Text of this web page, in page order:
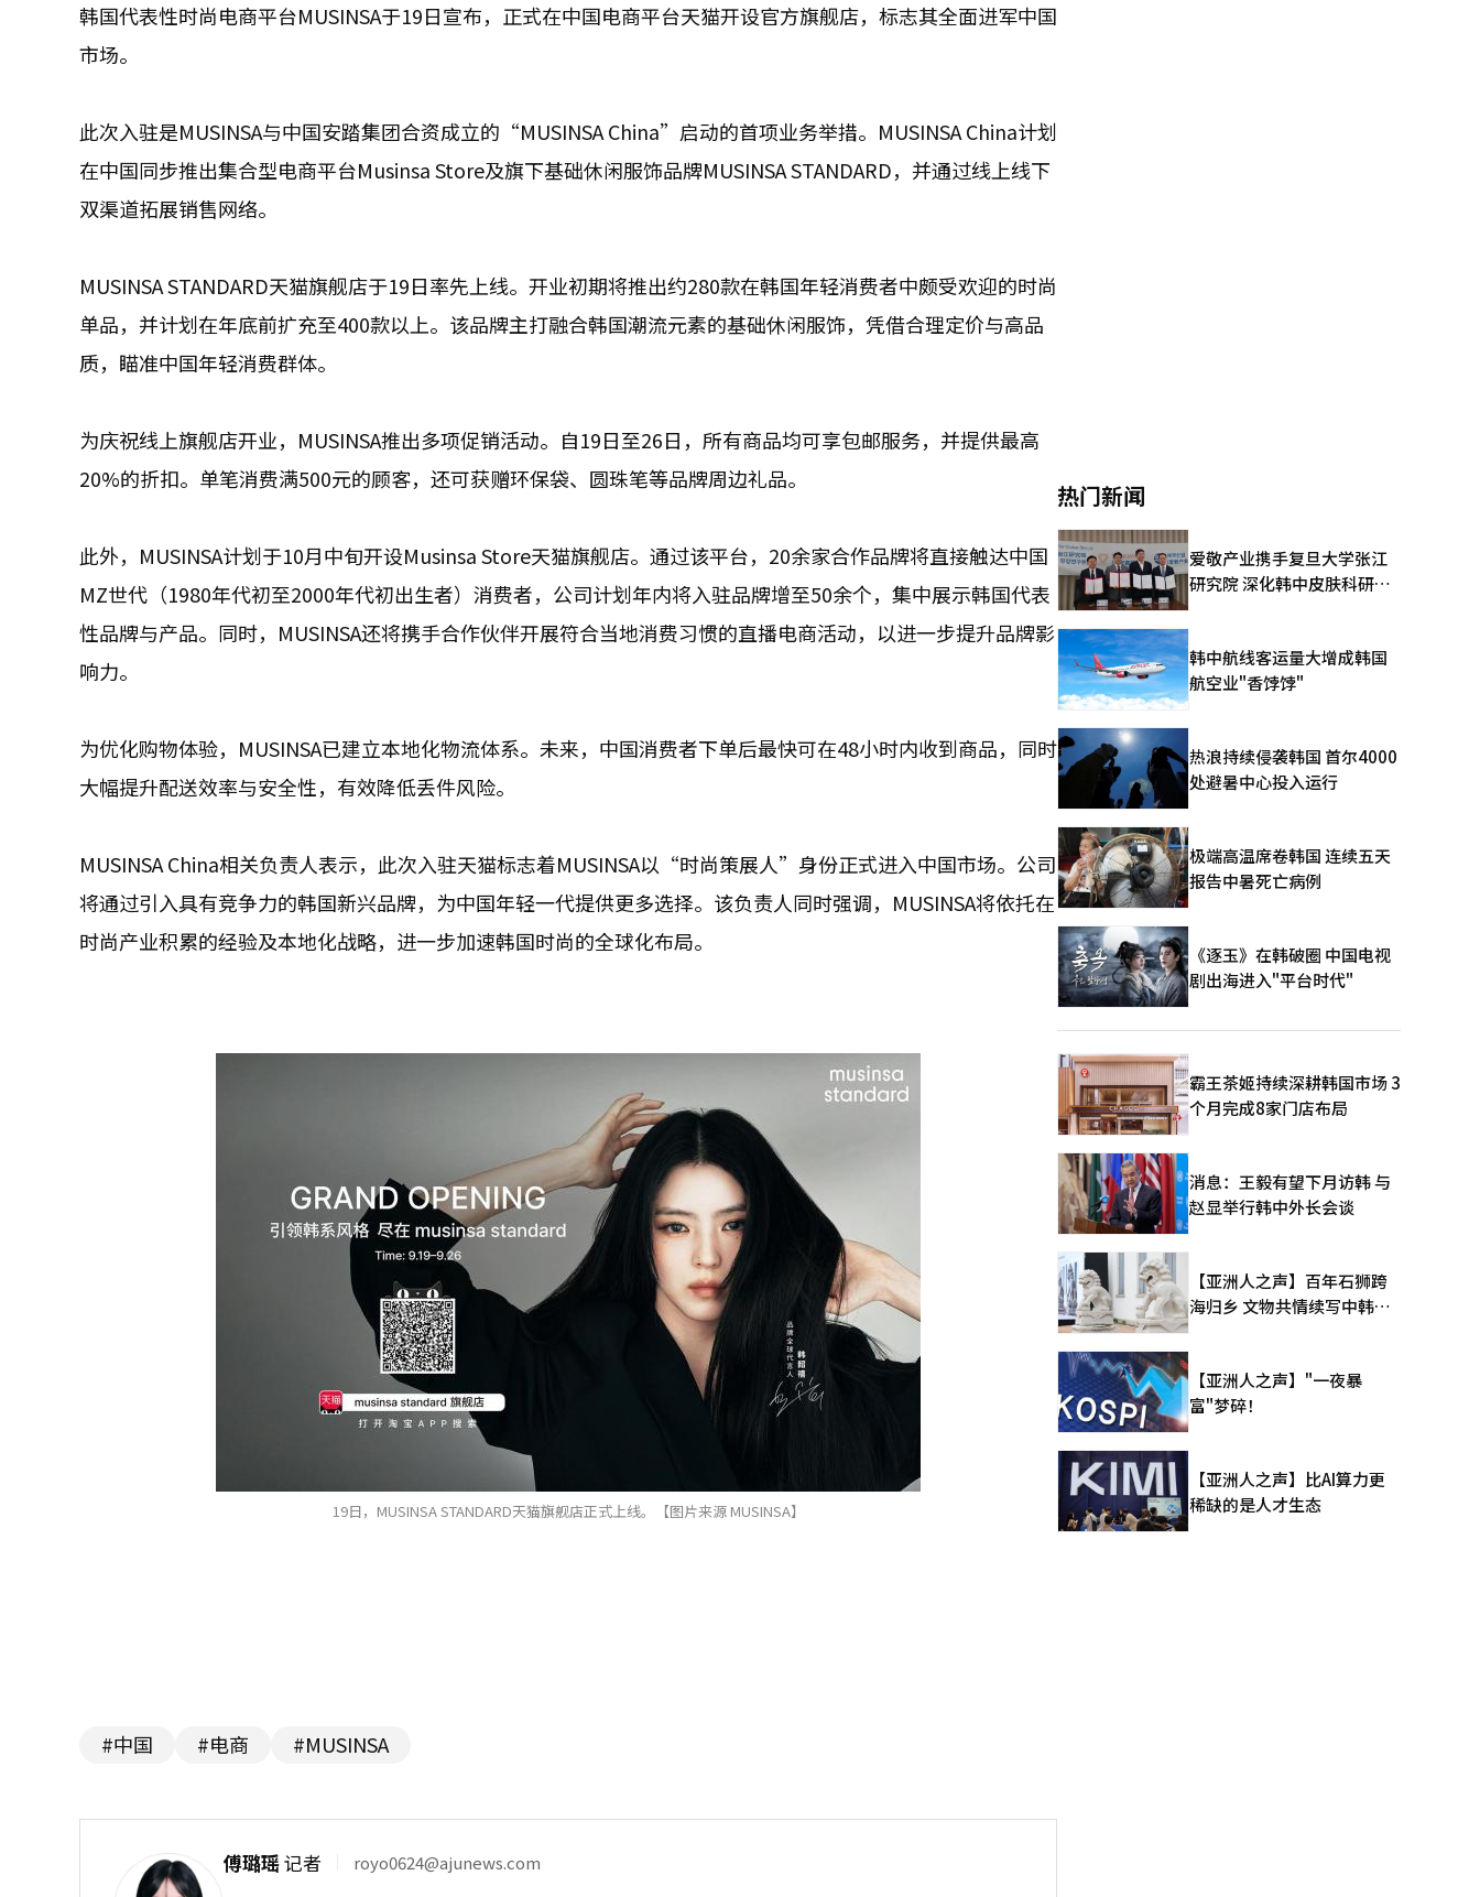
韩国代表性时尚电商平台MUSINSA于19日宣布，正式在中国电商平台天猫开设官方旗舰店，标志其全面进军中国
市场。
此次入驻是MUSINSA与中国安踏集团合资成立的“MUSINSA China”启动的首项业务举措。MUSINSA China计划
在中国同步推出集合型电商平台Musinsa Store及旗下基础休闲服饰品牌MUSINSA STANDARD，并通过线上线下
双渠道拓展销售网络。
MUSINSA STANDARD天猫旗舰店于19日率先上线。开业初期将推出约280款在韩国年轻消费者中颇受欢迎的时尚
单品，并计划在年底前扩充至400款以上。该品牌主打融合韩国潮流元素的基础休闲服饰，凭借合理定价与高品
质，瞄准中国年轻消费群体。
为庆祝线上旗舰店开业，MUSINSA推出多项促销活动。自19日至26日，所有商品均可享包邮服务，并提供最高
20%的折扣。单笔消费满500元的顾客，还可获赠环保袋、圆珠笔等品牌周边礼品。
此外，MUSINSA计划于10月中旬开设Musinsa Store天猫旗舰店。通过该平台，20余家合作品牌将直接触达中国
MZ世代（1980年代初至2000年代初出生者）消费者，公司计划年内将入驻品牌增至50余个，集中展示韩国代表
性品牌与产品。同时，MUSINSA还将携手合作伙伴开展符合当地消费习惯的直播电商活动，以进一步提升品牌影
响力。
为优化购物体验，MUSINSA已建立本地化物流体系。未来，中国消费者下单后最快可在48小时内收到商品，同时
大幅提升配送效率与安全性，有效降低丢件风险。
MUSINSA China相关负责人表示，此次入驻天猫标志着MUSINSA以“时尚策展人”身份正式进入中国市场。公司
将通过引入具有竞争力的韩国新兴品牌，为中国年轻一代提供更多选择。该负责人同时强调，MUSINSA将依托在
时尚产业积累的经验及本地化战略，进一步加速韩国时尚的全球化布局。
19日，MUSINSA STANDARD天猫旗舰店正式上线。【图片来源 MUSINSA】
#中国 #电商 #MUSINSA
傅璐瑶记者 royo0624@ajunews.com
热门新闻
爱敬产业携手复旦大学张江
研究院 深化韩中皮肤科研合
韩中航线客运量大增成韩国
航空业"香饽饽"
热浪持续侵袭韩国 首尔4000
处避暑中心投入运行
极端高温席卷韩国 连续五天
报告中暑死亡病例
《逐玉》在韩破圈 中国电视
剧出海进入"平台时代"
霸王茶姬持续深耕韩国市场 3
个月完成8家门店布局
消息：王毅有望下月访韩 与
赵显举行韩中外长会谈
【亚洲人之声】百年石狮跨
海归乡 文物共情续写中韩人
【亚洲人之声】"一夜暴
富"梦碎！
【亚洲人之声】比AI算力更
稀缺的是人才生态